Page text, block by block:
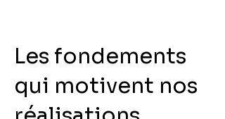
​Les fondements
qui motivent nos